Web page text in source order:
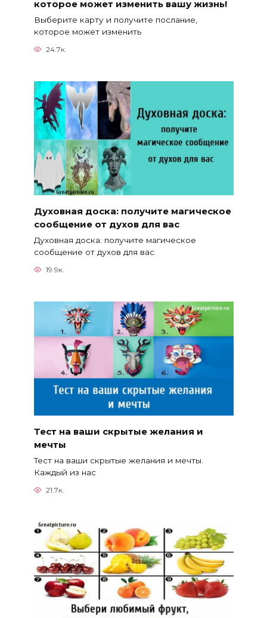
которое может изменить вашу жизнь!
Выберите карту и получите послание,
которое может изменить
24.7к.
Духовная доска: получите магическое
сообщение от духов для вас
Духовная доска: получите магическое
сообщение от духов для вас.
19.9к.
Тест на ваши скрытые желания и
мечты
Тест на ваши скрытые желания и мечты.
Каждый из нас
21.7к.